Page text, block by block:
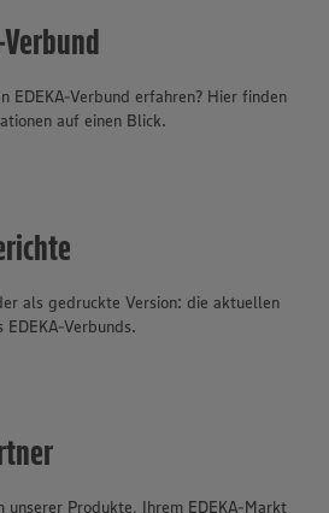
EDEKA-Verbund erfahren? Hier finden
auf einen Blick.
als gedruckte Version: die aktuellen
Verbunds.
unserer Produkte, Ihrem EDEKA-Markt